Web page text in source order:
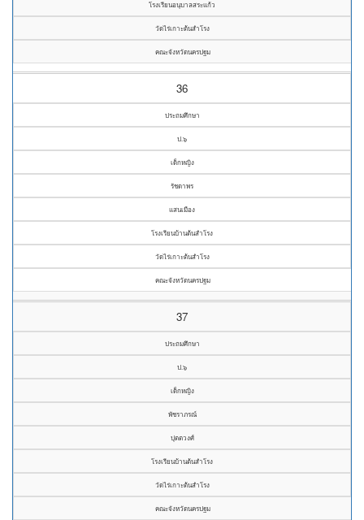
โรงเรียนอนุบาลสระแก้ว
วัดไร่เกาะต้นสำโรง
คณะจังหวัดนครปฐม
36
ประถมศึกษา
ป.๖
เด็กหญิง
รัชดาพร
แสนเมือง
โรงเรียนบ้านต้นสำโรง
วัดไร่เกาะต้นสำโรง
คณะจังหวัดนครปฐม
37
ประถมศึกษา
ป.๖
เด็กหญิง
พัชราภรณ์
ปุตตวงศ์
โรงเรียนบ้านต้นสำโรง
วัดไร่เกาะต้นสำโรง
คณะจังหวัดนครปฐม